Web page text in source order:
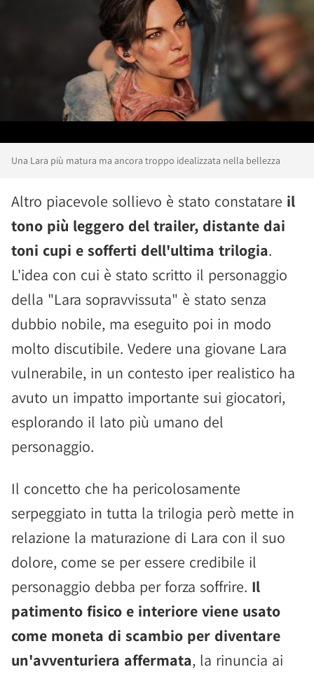
Una Lara più matura ma ancora troppo idealizzata nella bellezza
Altro piacevole sollievo è stato constatare il
tono più leggero del trailer, distante dai
toni cupi e sofferti dell'ultima trilogia.
L'idea con cui è stato scritto il personaggio
della "Lara sopravvissuta" è stato senza
dubbio nobile, ma eseguito poi in modo
molto discutibile. Vedere una giovane Lara
vulnerabile, in un contesto iper realistico ha
avuto un impatto importante sui giocatori,
esplorando il lato più umano del
personaggio.
Il concetto che ha pericolosamente
serpeggiato in tutta la trilogia però mette in
relazione la maturazione di Lara con il suo
dolore, come se per essere credibile il
personaggio debba per forza soffrire. Il
patimento fisico e interiore viene usato
come moneta di scambio per diventare
un'avventuriera affermata, la rinuncia ai